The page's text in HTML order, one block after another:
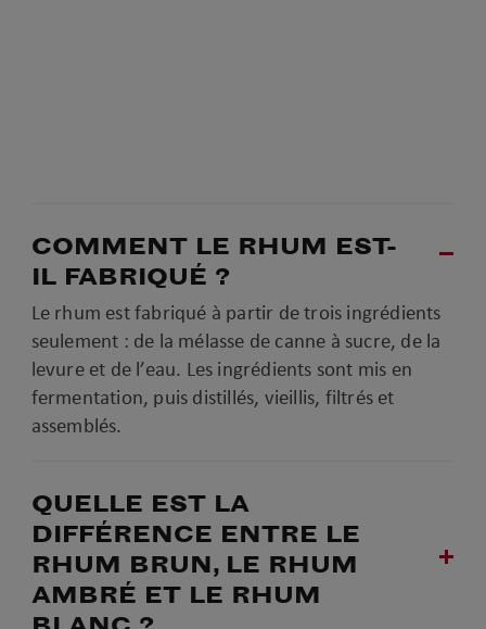
COMMENT LE RHUM EST-
IL FABRIQUÉ ?
Le rhum est fabriqué à partir de trois ingrédients
seulement : de la mélasse de canne à sucre, de la
levure et de l’eau. Les ingrédients sont mis en
fermentation, puis distillés, vieillis, filtrés et
assemblés.
QUELLE EST LA
DIFFÉRENCE ENTRE LE
RHUM BRUN, LE RHUM
AMBRÉ ET LE RHUM